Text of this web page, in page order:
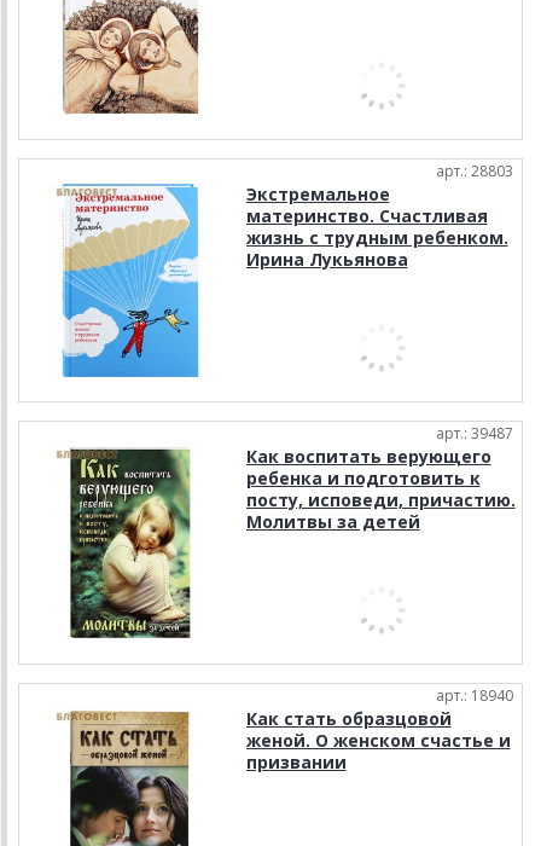
арт.: 28803
Экстремальное
материнство. Счастливая
жизнь с трудным ребенком.
Ирина Лукьянова
арт.: 39487
Как воспитать верующего
ребенка и подготовить к
посту, исповеди, причастию.
Молитвы за детей
арт.: 18940
Как стать образцовой
женой. О женском счастье и
призвании